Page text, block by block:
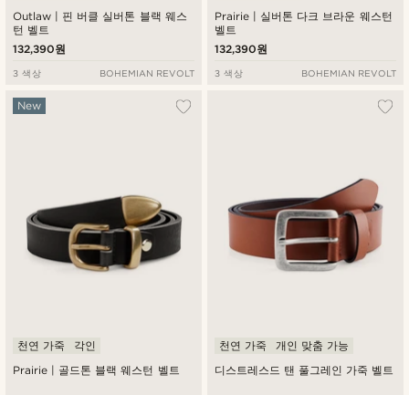
Outlaw | 핀 버클 실버톤 블랙 웨스
턴 벨트
132,390원
3 색상 BOHEMIAN REVOLT
Prairie | 실버톤 다크 브라운 웨스턴
벨트
132,390원
3 색상 BOHEMIAN REVOLT
Prairie | 골드톤 블랙 웨스턴 벨트
New
천연 가죽 각인
디스트레스드 탠 풀그레인 가죽 벨트
천연 가죽 개인 맞춤 가능